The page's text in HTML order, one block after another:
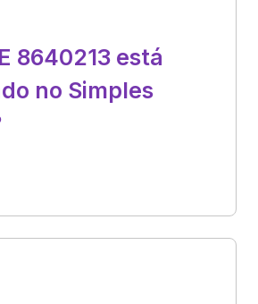
8640213 está
no Simples